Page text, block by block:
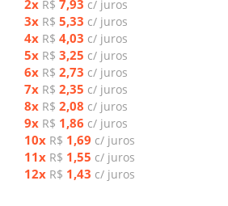
2x R$ 7,93 c/ juros
3x R$ 5,33 c/ juros
4x R$ 4,03 c/ juros
5x R$ 3,25 c/ juros
6x R$ 2,73 c/ juros
7x R$ 2,35 c/ juros
8x R$ 2,08 c/ juros
9x R$ 1,86 c/ juros
10x R$ 1,69 c/ juros
11x R$ 1,55 c/ juros
12x R$ 1,43 c/ juros